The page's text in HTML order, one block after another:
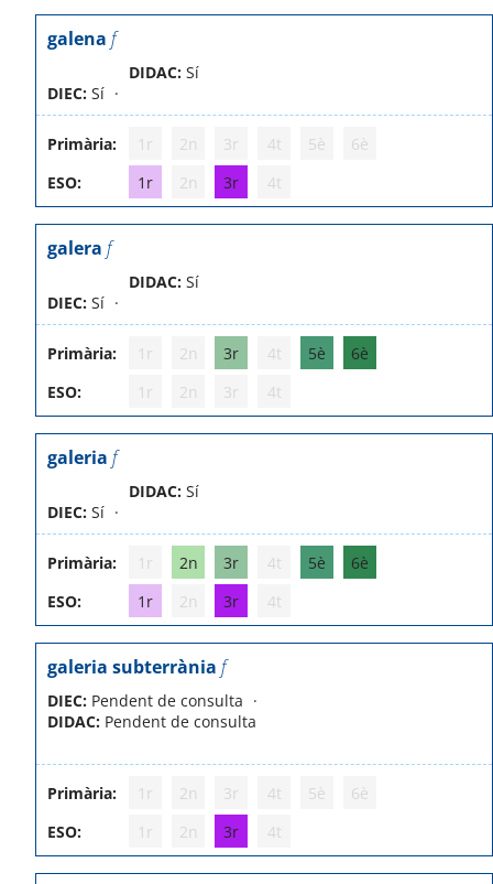
galena f
DIEC: Sí
DIDAC: Sí
Primària: 1r 2n 3r 4t 5è
6è
ESO:
1r 2n 3r 4t
galera f
DIEC: Sí
DIDAC: Sí
Primària: 1r 2n 3r 4t 5è
6è
ESO:
1r 2n 3r 4t
galeria f
DIEC: Sí
DIDAC: Sí
Primària: 1r 2n 3r 4t 5è
6è
ESO:
1r 2n 3r 4t
galeria subterrània f
DIEC: Pendent de consulta
DIDAC: Pendent de consulta
Primària: 1r 2n 3r 4t 5è
6è
ESO:
1r 2n 3r 4t